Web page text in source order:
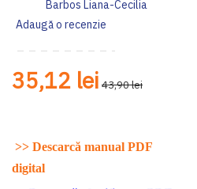
Barbos Liana-Cecilia
Adaugă o recenzie
35,12 lei 43,90 lei
>> Descarcă manual PDF
digital